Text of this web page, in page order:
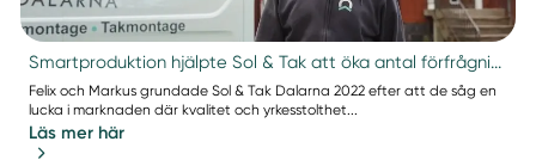
Smartproduktion hjälpte Sol & Tak att öka antal förfrågni...
Felix och Markus grundade Sol & Tak Dalarna 2022 efter att de såg en
lucka i marknaden där kvalitet och yrkesstolthet...
Läs mer här